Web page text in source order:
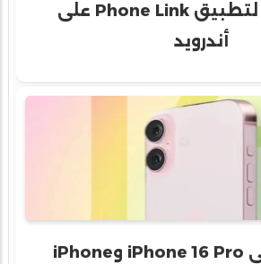
المقترحة" لتطبيق Phone Link على
أندرويد
تقرير: هاتفى iPhone 16 Pro وiPhone